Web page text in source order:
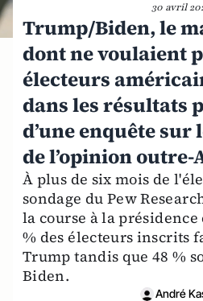
30 avril
Trump/Biden, le
dont ne voulaient
électeurs
dans les résultats
d’une enquête
de l’opinion
À plus de six mois de
sondage du Pew
la course à la présidence
% des électeurs inscrits
Trump tandis que 48 %
Biden.
André